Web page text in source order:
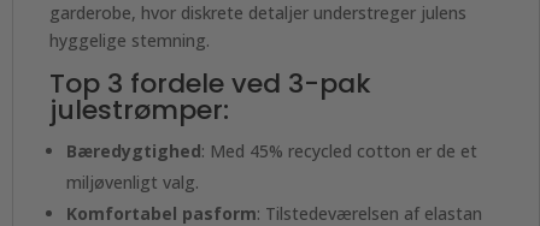
garderobe, hvor diskrete detaljer understreger julens
hyggelige stemning.
Top 3 fordele ved 3-pak
julestrømper:
Bæredygtighed: Med 45% recycled cotton er de et
miljøvenligt valg.
Komfortabel pasform: Tilstedeværelsen af elastan